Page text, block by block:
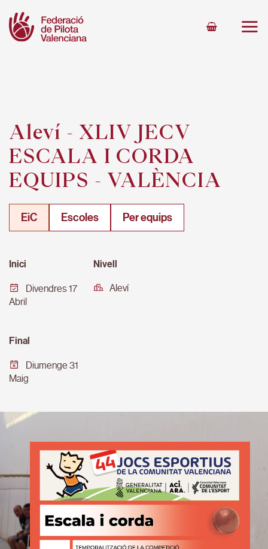
content
Aleví - XLIV JECV
ESCALA I CORDA
EQUIPS - VALÈNCIA
EiC Escoles Per equips
Inici
Divendres 17
Abril
Nivell
Aleví
Final
Diumenge 31
Maig